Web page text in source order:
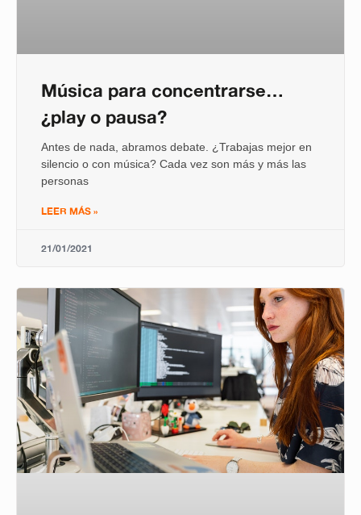
Música para concentrarse…
¿play o pausa?
Antes de nada, abramos debate. ¿Trabajas mejor en
silencio o con música? Cada vez son más y más las
personas
LEER MÁS »
21/01/2021